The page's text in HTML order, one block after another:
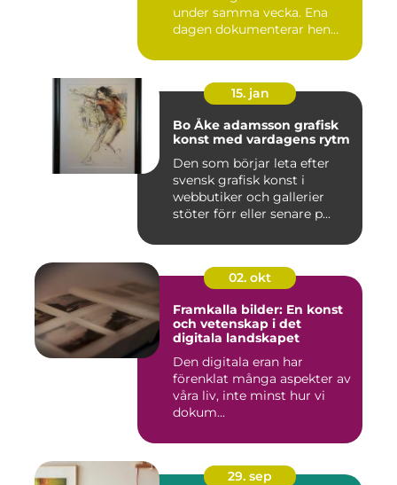
under samma vecka. Ena
dagen dokumenterar hen
15. jan
Bo Åke adamsson grafisk
konst med vardagens rytm
Den som börjar leta efter
svensk grafisk konst i
webbutiker och gallerier
stöter förr eller senare p...
02. okt
Framkalla bilder: En konst
och vetenskap i det
digitala landskapet
Den digitala eran har
förenklat många aspekter av
våra liv, inte minst hur vi
dokum...
29. sep